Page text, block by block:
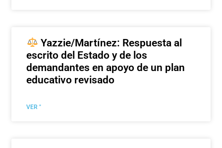
Yazzie/Martínez: Respuesta al
escrito del Estado y de los
demandantes en apoyo de un plan
educativo revisado
VER "